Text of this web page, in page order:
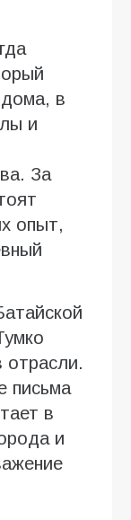
в
и
За
опыт,
отрасли.
письма
в
и